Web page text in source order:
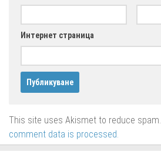
Интернет страница
This site uses Akismet to reduce spam.
comment data is processed.